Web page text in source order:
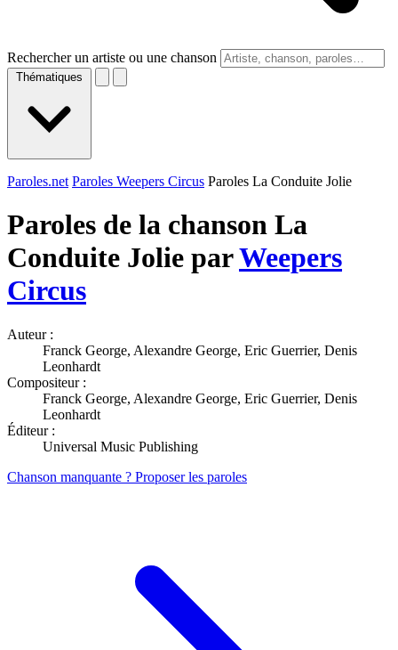
Rechercher un artiste ou une chanson
Thématiques
Paroles.net Paroles Weepers Circus Paroles La Conduite Jolie
Paroles de la chanson La
Conduite Jolie parWeepers
Circus
Auteur :
Franck George, Alexandre George, Eric Guerrier, Denis
Leonhardt
Compositeur :
Franck George, Alexandre George, Eric Guerrier, Denis
Leonhardt
Éditeur :
Universal Music Publishing
Chanson manquante ? Proposer les paroles